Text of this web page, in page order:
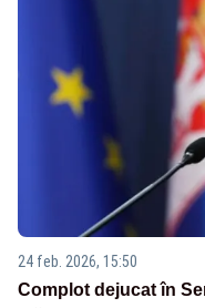
24 feb. 2026, 15:50
Complot dejucat în